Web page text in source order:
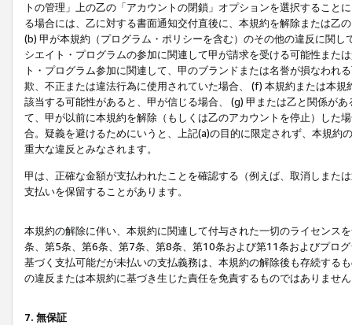
トの管理」上の乙の「アカウントの閉鎖」オプションを選択するこ
る場合には、乙に対する書面通知交付直後に、本規約を解除または乙
(b) 甲が本規約（プログラム・ポリシーを含む）のその他の違反に関
シエイト・プログラムの参加に関連して甲が請求を受ける可能性また
ト・プログラム参加に関連して、甲のブランドまたは名誉が損なわれ
欺、不正または違法行為に使用されていた場合、 (f) 本規約または本
該当する可能性があると、甲が信じる場合、 (g) 甲または乙と関係が
て、甲が以前に本規約を解除（もしくは乙のアカウントを停止）した
合。疑義を避けるためにいうと、上記(a)の目的に限定されず、本規
重大な違反とみなされます。
甲は、正確な金額が支払われたことを確認する（例えば、取消しまた
支払いを保留することがあります。
本規約の解除に伴い、本規約に関連して付与された一切のライセンス
条、第5条、第6条、第7条、第8条、第10条および第11条およびプロ
基づく支払可能だが未払いの支払義務は、本規約の解除後も存続する
の違反または本規約に基づき生じた責任を免責するものではありませ
7. 無保証